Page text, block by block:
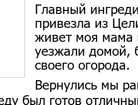
Главный
привезла из
живет моя мама
уезжали домой,
своего огорода.
Вернулись мы
был готов